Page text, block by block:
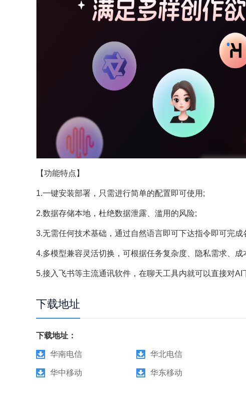
【功能特点】
1.一键安装部署，只需进行简单的配置即可使用;
2.数据存储本地，杜绝数据泄露、滥用的风险;
3.无需任何技术基础，通过自然语言即可下达指令即可完成
4.多模型兼容灵活切换，可根据任务复杂度、隐私需求、成
5.接入飞书等主流通讯软件，在聊天工具内就可以直接对AI
下载地址
下载地址：
华南电信 华北电信
华中移动 华东移动